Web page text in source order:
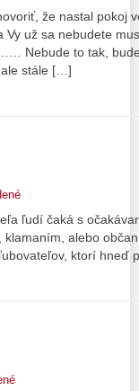
že nastal pokoj
už sa nebudete
Nebude to tak,
ale stále […]
ľudí čaká s
alebo
ktorí hneď